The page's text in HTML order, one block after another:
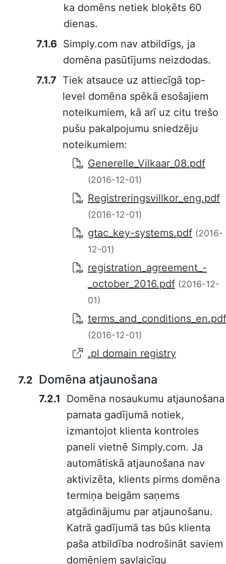
ka domēns netiek bloķēts 60
dienas.
Simply.com nav atbildīgs, ja
domēna pasūtījums neizdodas.
Tiek atsauce uz attiecīgā top-
level domēna spēkā esošajiem
noteikumiem, kā arī uz citu trešo
pušu pakalpojumu sniedzēju
noteikumiem:
Generelle_Vilkaar_08.pdf
(2016-12-01)
Registreringsvillkor_eng.pdf
(2016-12-01)
gtac_key-systems.pdf (2016-
12-01)
registration_agreement_-
_october_2016.pdf (2016-12-
01)
terms_and_conditions_en.pdf
(2016-12-01)
.pl domain registry
Domēna atjaunošana
Domēna nosaukumu atjaunošana
pamata gadījumā notiek,
izmantojot klienta kontroles
paneli vietnē Simply.com. Ja
automātiskā atjaunošana nav
aktivizēta, klients pirms domēna
termiņa beigām saņems
atgādinājumu par atjaunošanu.
Katrā gadījumā tas būs klienta
paša atbildība nodrošināt saviem
domēniem savlaicīgu